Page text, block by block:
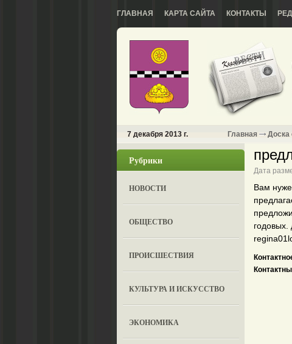
ГЛАВНАЯ КАРТА САЙТА КОНТАКТЫ
7 декабря 2013 г. Главная Доска
Рубрики
НОВОСТИ
ОБЩЕСТВО
ПРОИСШЕСТВИЯ
КУЛЬТУРА И ИСКУССТВО
ЭКОНОМИКА
Дата
Вам